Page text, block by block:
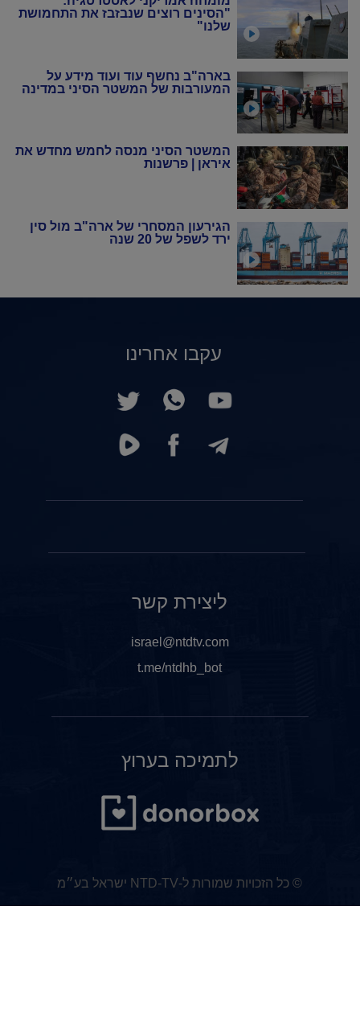
"הסינים רוצים שנבזבז את התחמושת
שלנו"
בארה"ב נחשף עוד ועוד מידע על
המעורבות של המשטר הסיני במדינה
המשטר הסיני מנסה לחמש מחדש את
איראן | פרשנות
הגירעון המסחרי של ארה"ב מול סין
ירד לשפל של 20 שנה
עקבו אחרינו
לתמיכה בערוץ
ליצירת קשר
israel@ntdtv.com
t.me/ntdhb_bot
© כל הזכויות שמורות ל-NTD-TV ישראל בע״מ